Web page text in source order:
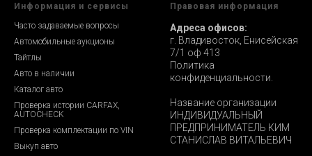
Информация и сервисы
Часто задаваемые вопросы
Автомобильные аукционы
Тайтлы
Авто в наличии
Каталог авто
Проверка истории CARFAX,
AUTOCHECK
Проверка комплектации по VIN
Выкуп авто
Правовая информация
Адреса офисов:
г. Владивосток, Енисейская
7/1 оф 413
Политика
конфиденциальности.
Название организации
ИНДИВИДУАЛЬНЫЙ
ПРЕДПРИНИМАТЕЛЬ КИМ
СТАНИСЛАВ ВИТАЛЬЕВИЧ